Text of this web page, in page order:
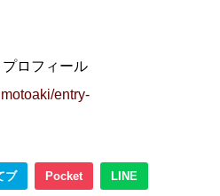
ロフィール
entry-
ブ Pocket LINE